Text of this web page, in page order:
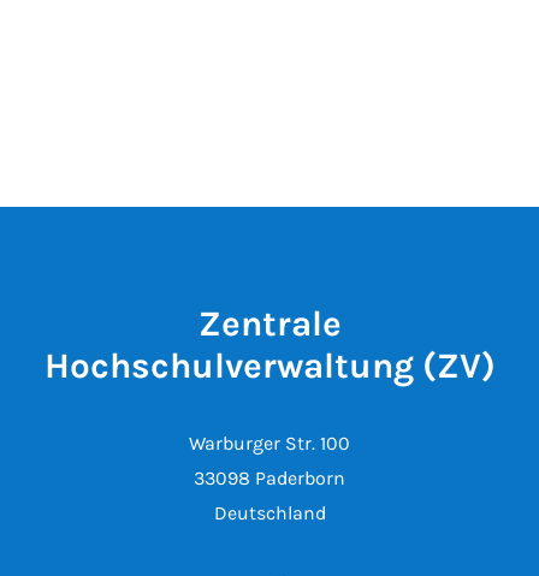
Zentrale
Hochschulverwaltung (ZV)
Warburger Str. 100
33098 Paderborn
Deutschland